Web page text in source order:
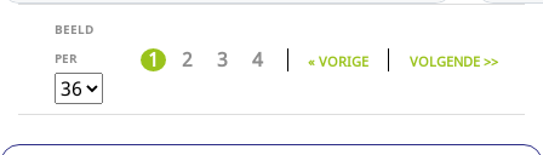
BEELD
PER
1 2 3 4 « VORIGE VOLGENDE >>